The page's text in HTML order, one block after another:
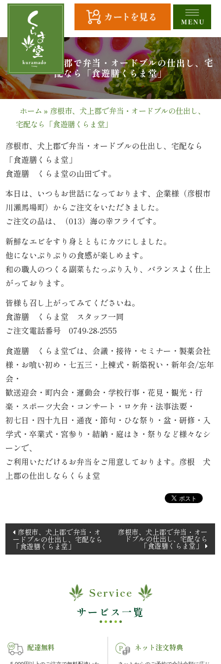
へ
ス
キ
HOME
全
品
一
覧
幕
の
弁
当
折
詰
当
会
席
料
理
オ
ブ
堂
彦根市、犬上郡で弁当・オードブルの仕出し、宅
配なら「食遊膳くらま堂」
ホーム » 彦根市、犬上郡で弁当・オードブルの仕出し、
宅配なら「食遊膳くらま堂」
彦根市、犬上郡で弁当・オードブルの仕出し、宅配なら
「食遊膳くらま堂」
食遊膳 くらま堂の山田です。
本日は、いつもお世話になっております、企業様（彦根市
川瀬馬場町）からご注文をいただきました。
ご注文の品は、（013）海の幸フライです。
新鮮なエビをすり身とともにカツにしました。
他にないぷりぷりの食感が楽しめます。
和の職人のつくる副菜もたっぷり入り、バランスよく仕上
がっております。
皆様も召し上がってみてくださいね。
食游膳 くらま堂 スタッフ一同
ご注文電話番号 0749-28-2555
食遊膳 くらま堂では、会議・接待・セミナー・製薬会社
様・お喰い初め・七五三・上棟式・新築祝い・新年会/忘年
会・
歓送迎会・町内会・運動会・学校行事・花見・観光・行
楽・スポーツ大会・コンサート・ロケ弁・法事法要・
初七日・四十九日・通夜・節句・ひな祭り・盆・研修・入
学式・卒業式・宮参り・結納・庭はき・祭りなど様々なシ
ーンで、
ご利用いただけるお弁当をご用意しております。彦根 犬
上郡の仕出しならくらま堂
投
稿
ナ
ン
彦根市、犬上郡で弁当・オ
ードブルの仕出し、宅配なら
「食遊膳くらま堂」
彦根市、犬上郡で弁当・オー
ドブルの仕出し、宅配なら
「食遊膳くらま堂」
Service
サービス一覧
配達無料 ネット注文特典